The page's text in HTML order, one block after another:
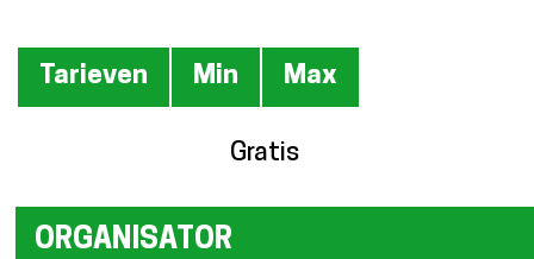
Tarieven
Tarieven Min Max
Gratis
ORGANISATOR